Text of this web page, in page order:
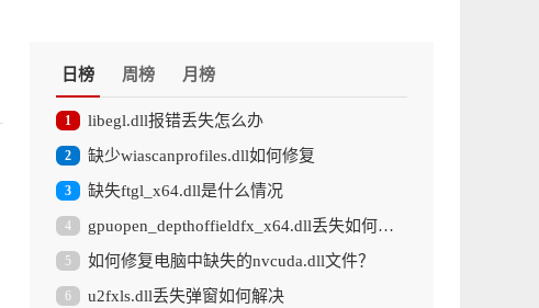
日榜 周榜 月榜
1 libegl.dll报错丢失怎么办
2 缺少wiascanprofiles.dll如何修复
3 缺失ftgl_x64.dll是什么情况
4 gpuopen_depthoffieldfx_x64.dll丢失如何修复
5 如何修复电脑中缺失的nvcuda.dll文件？
6 u2fxls.dll丢失弹窗如何解决